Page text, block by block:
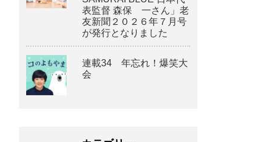
表監督 森保 一さん」老
友新聞２０２６年７月号
が発行となりました
連載34 年忘れ！爆笑大
会